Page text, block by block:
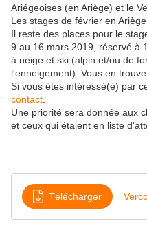
Ariégeoises (en Ariège) et le
Les stages de février en
Il reste des places pour le
9 au 16 mars 2019, réservé à
à neige et ski (alpin et/ou de
l'enneigement). Vous en
Si vous êtes intéressé(e) par
contact
Une priorité sera donnée aux
et ceux qui étaient en liste
Télécharger